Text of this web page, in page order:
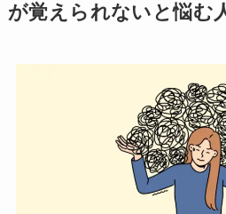
が覚えられないと悩む